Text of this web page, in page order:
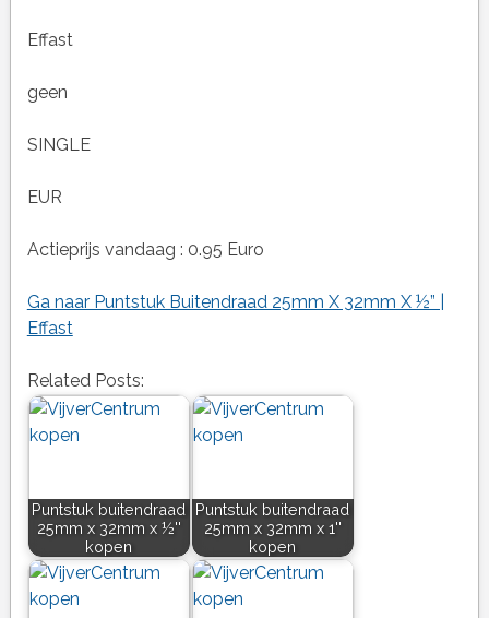
Effast
geen
SINGLE
EUR
Actieprijs vandaag : 0.95 Euro
Ga naar Puntstuk Buitendraad 25mm X 32mm X ½” |
Effast
Related Posts:
Puntstuk buitendraad
25mm x 32mm x ½''
kopen
Puntstuk buitendraad
25mm x 32mm x 1''
kopen